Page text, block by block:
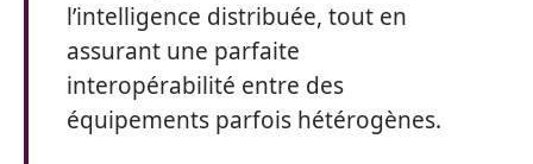
l’intelligence distribuée, tout en
assurant une parfaite
interopérabilité entre des
équipements parfois hétérogènes.